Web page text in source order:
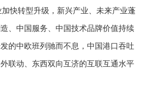
快转型升级，新兴产业、未来产业蓬
、中国服务、中国技术品牌价值持续
的中欧班列驰而不息，中国港口吞吐
联动、东西双向互济的互联互通水平